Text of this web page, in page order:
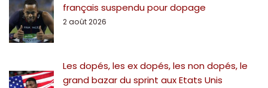
français suspendu pour dopage
2 août 2026
Les dopés, les ex dopés, les non dopés, le
grand bazar du sprint aux Etats Unis